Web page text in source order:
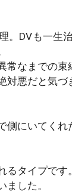
。DVも一生
なまでの束
悪だと気づ
側にいてく
タイプです。
した。